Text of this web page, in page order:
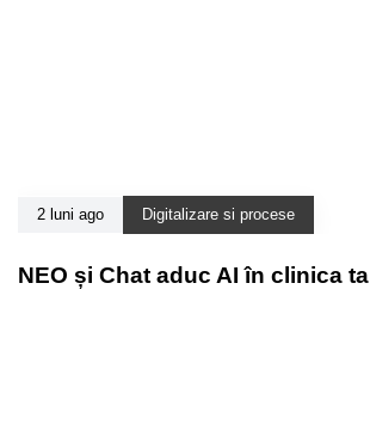
2 luni ago Digitalizare si procese
NEO și Chat aduc AI în clinica ta